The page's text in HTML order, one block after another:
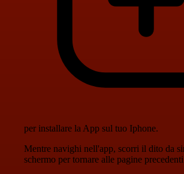
per installare la App sul tuo Iphone.
Mentre navighi nell'app, scorri il dito da
schermo per tornare alle pagine precedenti